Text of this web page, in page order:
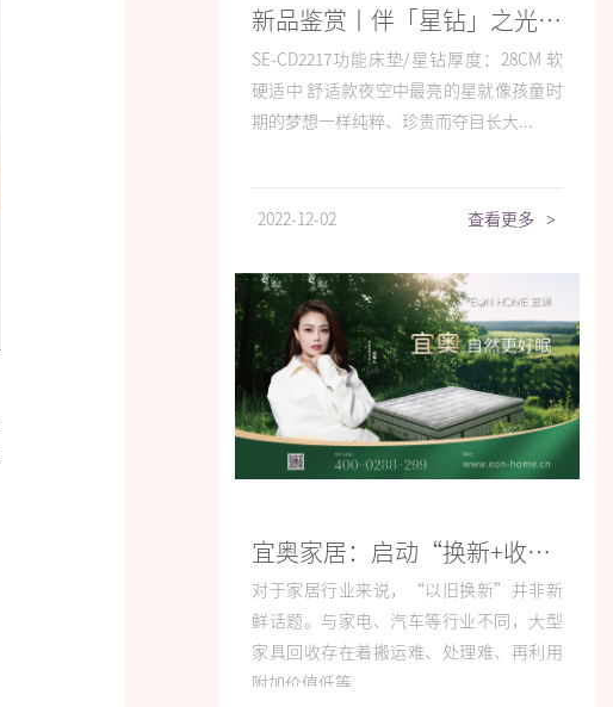
新品鉴赏丨伴「星钻」之光，开启恬适舒睡
SE-CD2217功能床垫/星钻厚度：28CM 软
硬适中 舒适款夜空中最亮的星就像孩童时
期的梦想一样纯粹、珍贵而夺目长大...
2022-12-02 查看更多 >
宜奥家居：启动“换新+收旧”服务，实现可持续生活
对于家居行业来说，“以旧换新”并非新
鲜话题。与家电、汽车等行业不同，大型
家具回收存在着搬运难、处理难、再利用
附加价值低等...